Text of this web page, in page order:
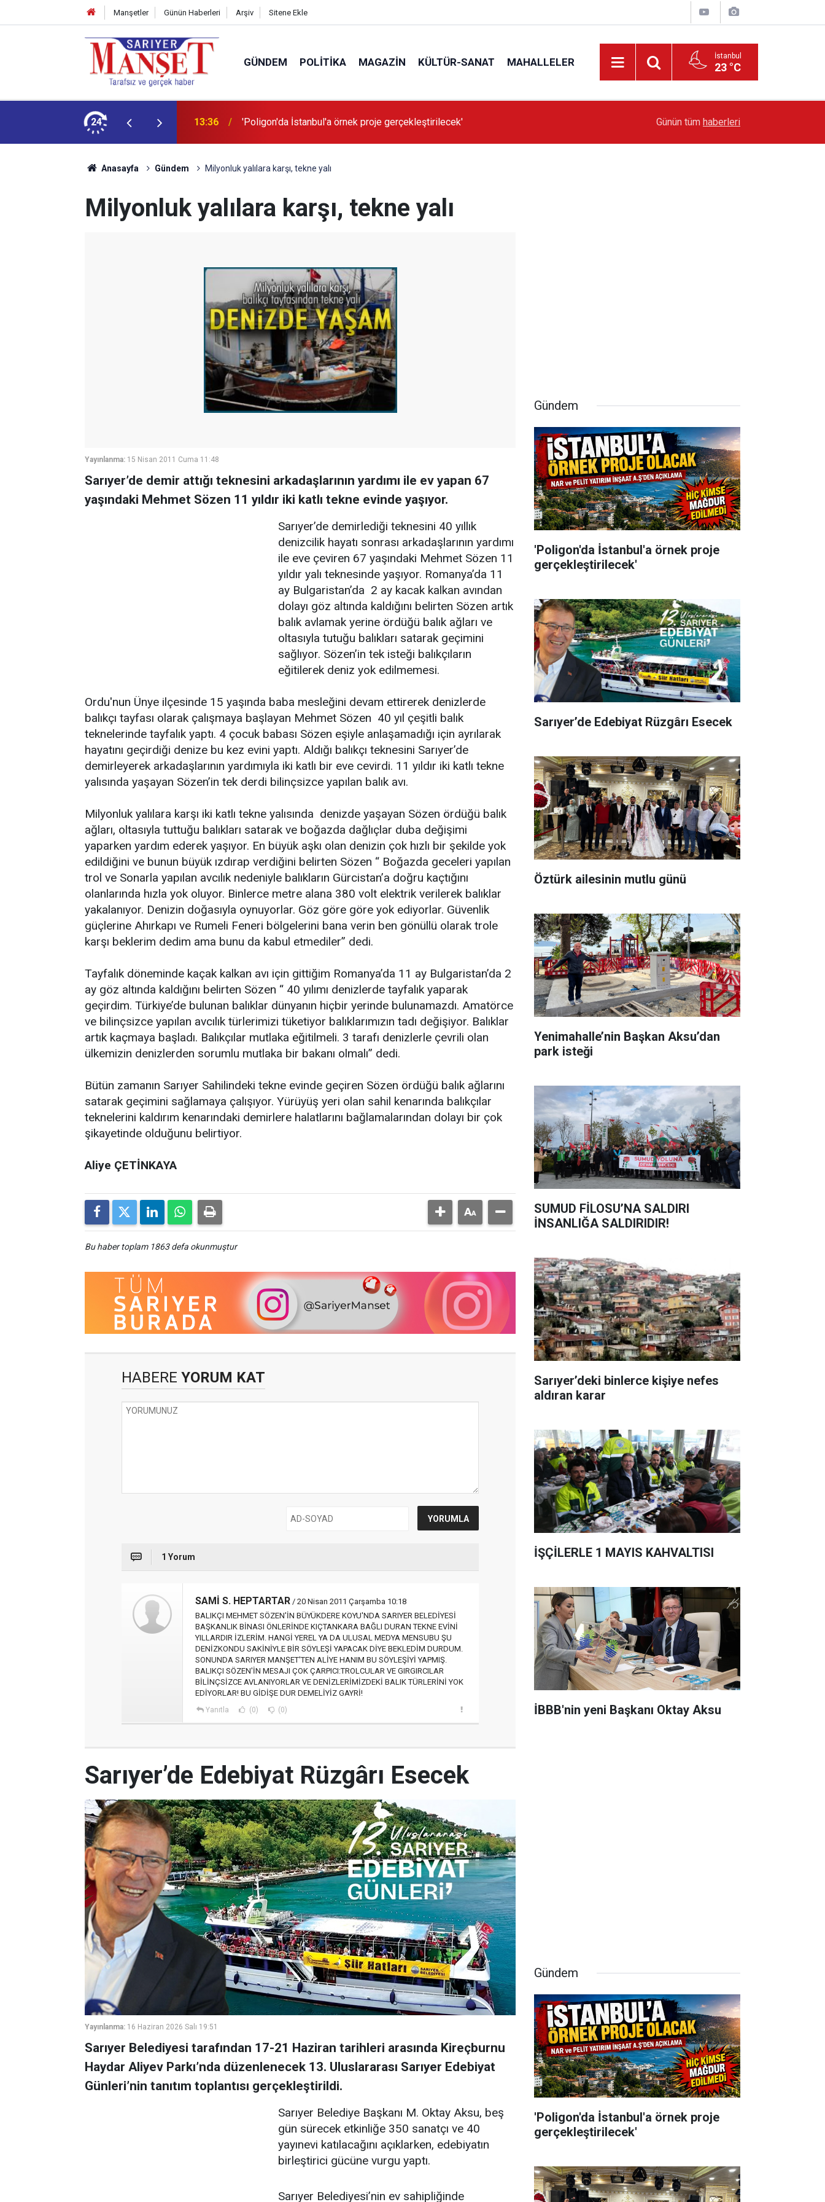
Manşetler Günün Haberleri Arşiv Sitene Ekle
GÜNDEM POLITIKA MAGAZIN KÜLTÜR-SANAT MAHALLELER İstanbul
23 °C
24 13:36 'Poligon'da İstanbul'a örnek proje gerçekleştirilecek' Sarıyer’de Edebiyat Rüzgârı Esecek
Günün tüm haberleri
Anasayfa Gündem Milyonluk yalılara karşı, tekne yalı
Milyonluk yalılara karşı, tekne yalı
Yayınlanma: 15 Nisan 2011 Cuma 11:48
Sarıyer’de demir attığı teknesini arkadaşlarının yardımı ile ev yapan 67
yaşındaki Mehmet Sözen 11 yıldır iki katlı tekne evinde yaşıyor.
Sarıyer’de demirlediği teknesini 40 yıllık
denizcilik hayatı sonrası arkadaşlarının yardımı
ile eve çeviren 67 yaşındaki Mehmet Sözen 11
yıldır yalı teknesinde yaşıyor. Romanya’da 11
ay Bulgaristan’da 2 ay kacak kalkan avından
dolayı göz altında kaldığını belirten Sözen artık
balık avlamak yerine ördüğü balık ağları ve
oltasıyla tutuğu balıkları satarak geçimini
sağlıyor. Sözen’in tek isteği balıkçıların
eğitilerek deniz yok edilmemesi.
Ordu'nun Ünye ilçesinde 15 yaşında baba mesleğini devam ettirerek denizlerde
balıkçı tayfası olarak çalışmaya başlayan Mehmet Sözen 40 yıl çeşitli balık
teknelerinde tayfalık yaptı. 4 çocuk babası Sözen eşiyle anlaşamadığı için ayrılarak
hayatını geçirdiği denize bu kez evini yaptı. Aldığı balıkçı teknesini Sarıyer’de
demirleyerek arkadaşlarının yardımıyla iki katlı bir eve cevirdi. 11 yıldır iki katlı tekne
yalısında yaşayan Sözen’in tek derdi bilinçsizce yapılan balık avı.
Milyonluk yalılara karşı iki katlı tekne yalısında denizde yaşayan Sözen ördüğü balık
ağları, oltasıyla tuttuğu balıkları satarak ve boğazda dağlıçlar duba değişimi
yaparken yardım ederek yaşıyor. En büyük aşkı olan denizin çok hızlı bir şekilde yok
edildiğini ve bunun büyük ızdırap verdiğini belirten Sözen “ Boğazda geceleri yapılan
trol ve Sonarla yapılan avcılık nedeniyle balıkların Gürcistan’a doğru kaçtığını
olanlarında hızla yok oluyor. Binlerce metre alana 380 volt elektrik verilerek balıklar
yakalanıyor. Denizin doğasıyla oynuyorlar. Göz göre göre yok ediyorlar. Güvenlik
güçlerine Ahırkapı ve Rumeli Feneri bölgelerini bana verin ben gönüllü olarak trole
karşı beklerim dedim ama bunu da kabul etmediler” dedi.
Tayfalık döneminde kaçak kalkan avı için gittiğim Romanya’da 11 ay Bulgaristan’da 2
ay göz altında kaldığını belirten Sözen “ 40 yılımı denizlerde tayfalık yaparak
geçirdim. Türkiye’de bulunan balıklar dünyanın hiçbir yerinde bulunamazdı. Amatörce
ve bilinçsizce yapılan avcılık türlerimizi tüketiyor balıklarımızın tadı değişiyor. Balıklar
artık kaçmaya başladı. Balıkçılar mutlaka eğitilmeli. 3 tarafı denizlerle çevrili olan
ülkemizin denizlerden sorumlu mutlaka bir bakanı olmalı” dedi.
Bütün zamanın Sarıyer Sahilindeki tekne evinde geçiren Sözen ördüğü balık ağlarını
satarak geçimini sağlamaya çalışıyor. Yürüyüş yeri olan sahil kenarında balıkçılar
teknelerini kaldırım kenarındaki demirlere halatlarını bağlamalarından dolayı bir çok
şikayetinde olduğunu belirtiyor.
Aliye ÇETİNKAYA
Bu haber toplam 1863 defa okunmuştur
HABERE YORUM KAT
1 Yorum
SAMİ S. HEPTARTAR / 20 Nisan 2011 Çarşamba 10:18
BALIKÇI MEHMET SÖZEN'İN BÜYÜKDERE KOYU'NDA SARIYER BELEDİYESİ
BAŞKANLIK BİNASI ÖNLERİNDE KIÇTANKARA BAĞLI DURAN TEKNE EVİNİ
YILLARDIR İZLERİM. HANGİ YEREL YA DA ULUSAL MEDYA MENSUBU ŞU
DENİZKONDU SAKİNİYLE BİR SÖYLEŞİ YAPACAK DİYE BEKLEDİM DURDUM.
SONUNDA SARIYER MANŞET'TEN ALİYE HANIM BU SÖYLEŞİYİ YAPMIŞ.
BALIKÇI SÖZEN'İN MESAJI ÇOK ÇARPICI:TROLCULAR VE GIRGIRCILAR
BİLİNÇSİZCE AVLANIYORLAR VE DENİZLERİMİZDEKİ BALIK TÜRLERİNİ YOK
EDİYORLAR! BU GİDİŞE DUR DEMELİYİZ GAYRİ!
Yanıtla (0) (0)
Gündem
'Poligon'da İstanbul'a örnek proje
gerçekleştirilecek'
Sarıyer’de Edebiyat Rüzgârı Esecek
Öztürk ailesinin mutlu günü
Yenimahalle’nin Başkan Aksu’dan
park isteği
SUMUD FİLOSU’NA SALDIRI
İNSANLIĞA SALDIRIDIR!
Sarıyer’deki binlerce kişiye nefes
aldıran karar
İŞÇİLERLE 1 MAYIS KAHVALTISI
İBBB'nin yeni Başkanı Oktay Aksu
Sarıyer’de Edebiyat Rüzgârı Esecek
Yayınlanma: 16 Haziran 2026 Salı 19:51
Sarıyer Belediyesi tarafından 17-21 Haziran tarihleri arasında Kireçburnu
Haydar Aliyev Parkı’nda düzenlenecek 13. Uluslararası Sarıyer Edebiyat
Günleri’nin tanıtım toplantısı gerçekleştirildi.
Sarıyer Belediye Başkanı M. Oktay Aksu, beş
gün sürecek etkinliğe 350 sanatçı ve 40
yayınevi katılacağını açıklarken, edebiyatın
birleştirici gücüne vurgu yaptı.
Sarıyer Belediyesi’nin ev sahipliğinde
Gündem
'Poligon'da İstanbul'a örnek proje
gerçekleştirilecek'